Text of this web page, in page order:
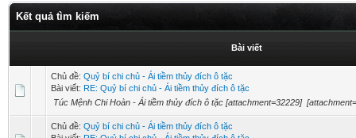
Kết quả tìm kiếm
Bài viết
Chủ đề: Quỷ bí chi chủ - Ái tiềm thủy đích ô tặc
Bài viết: RE: Quỷ bí chi chủ - Ái tiềm thủy đích ô tặc
Túc Mệnh Chi Hoàn - Ái tiềm thủy đích ô tặc [attachment=32229]
Chủ đề: Quỷ bí chi chủ - Ái tiềm thủy đích ô tặc